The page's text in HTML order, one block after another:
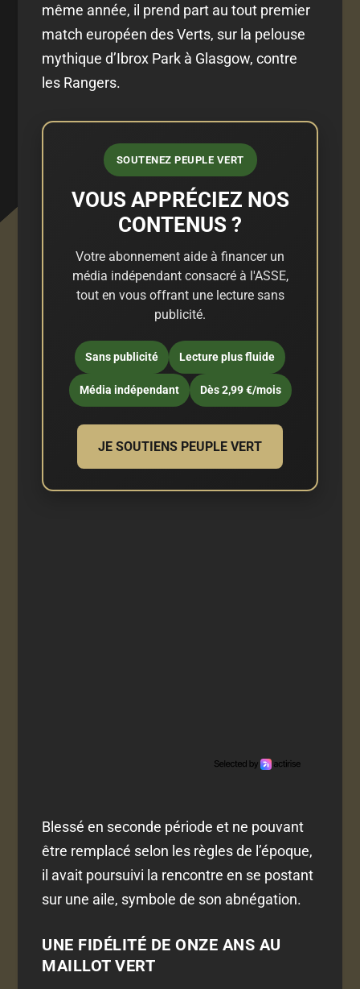
même année, il prend part au tout premier
match européen des Verts, sur la pelouse
mythique d’Ibrox Park à Glasgow, contre
les Rangers.
SOUTENEZ PEUPLE VERT
VOUS APPRÉCIEZ NOS
CONTENUS ?
Votre abonnement aide à financer un
média indépendant consacré à l'ASSE,
tout en vous offrant une lecture sans
publicité.
Sans publicité Lecture plus fluide
Média indépendant Dès 2,99 €/mois
JE SOUTIENS PEUPLE VERT
Blessé en seconde période et ne pouvant
être remplacé selon les règles de l’époque,
il avait poursuivi la rencontre en se postant
sur une aile, symbole de son abnégation.
UNE FIDÉLITÉ DE ONZE ANS AU
MAILLOT VERT